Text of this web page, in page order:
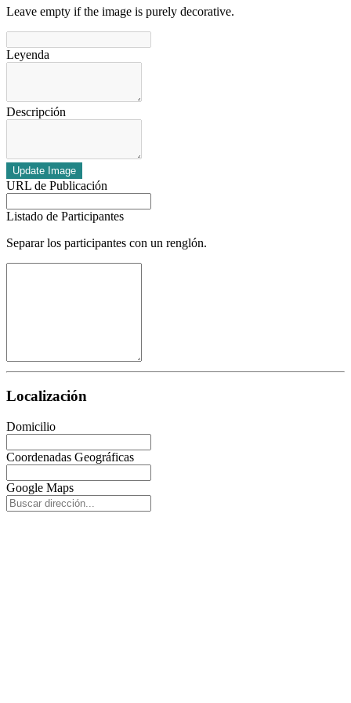
Leave empty if the image is purely decorative.
Leyenda
Descripción
Update Image
URL de Publicación
Listado de Participantes
Separar los participantes con un renglón.
Localización
Domicilio
Coordenadas Geográficas
Google Maps